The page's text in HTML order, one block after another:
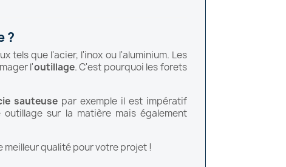
?
tels que l'acier, l'inox ou l'aluminium. Les
l'outillage. C'est pourquoi les forets
sauteuse par exemple il est impératif
sur la matière mais également
meilleur qualité pour votre projet !